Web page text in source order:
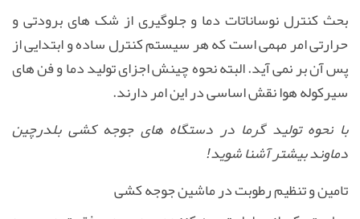
بحث کنترل نوساناتات دما و جلوگیری از شک های برودتی و
حرارتی امر مهمی است که هر سیستم کنترل ساده و ابتدایی از
پس آن بر نمی آید. البته نحوه چینش اجزای تولید دما و فن های
سیرکوله هوا نقش اساسی در این امر دارند.
با نحوه تولید گرما در دستگاه های جوجه کشی بلدرچین
دماوند بیشتر آشنا شوید!
تامین و تنظیم رطوبت در ماشین جوجه کشی